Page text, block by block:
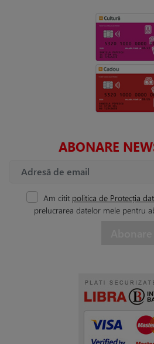
ABONARE
Am citit politica de Protecția
prelucrarea datelor mele pentru